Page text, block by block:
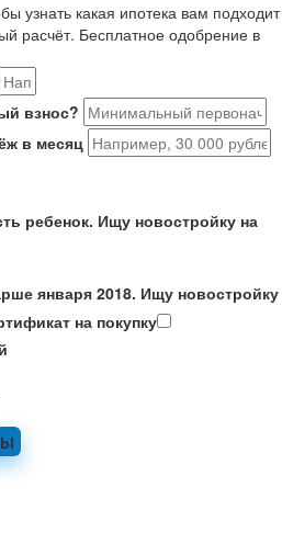
узнать какая ипотека вам подходит
расчёт. Бесплатное одобрение в
взнос?
в месяц
ребенок. Ищу новостройку на
января 2018. Ищу новостройку
на покупку